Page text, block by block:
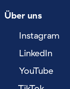
Über uns
Instagram
LinkedIn
YouTube